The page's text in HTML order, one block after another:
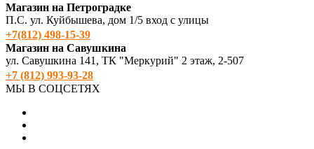
Магазин на Петроградке
П.С. ул. Куйбышева, дом 1/5 вход с улицы
+7(812) 498‑15-39
Магазин на Савушкина
ул. Савушкина 141, ТК "Меркурий" 2 этаж, 2-507
+7 (812) 993-93-28
МЫ В СОЦСЕТЯХ